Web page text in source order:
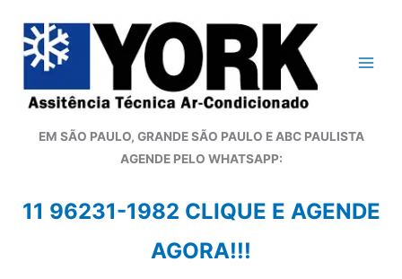
para
conteúdo
EM SÃO PAULO, GRANDE SÃO PAULO E ABC PAULISTA
AGENDE PELO WHATSAPP:
11 96231-1982 CLIQUE E AGENDE
AGORA!!!